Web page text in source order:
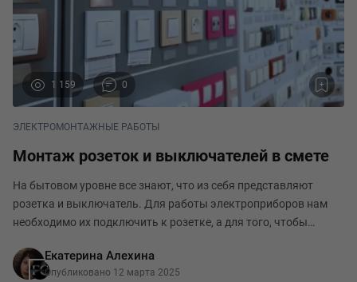
1 159 0
ЭЛЕКТРОМОНТАЖНЫЕ РАБОТЫ
Монтаж розеток и выключателей в смете
На бытовом уровне все знают, что из себя представляют
розетка и выключатель. Для работы электроприборов нам
необходимо их подключить к розетке, а для того, чтобы
Однако и в этой простой теме есть нескольк
Екатерина Алехина
Опубликовано 12 марта 2025